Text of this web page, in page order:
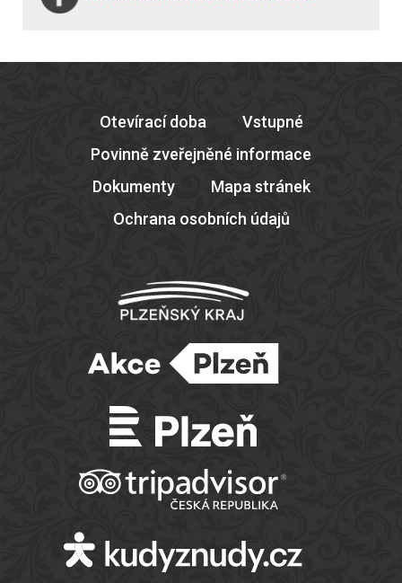
Otevírací doba
Vstupné
Povinně zveřejněné informace
Dokumenty
Mapa stránek
Ochrana osobních údajů